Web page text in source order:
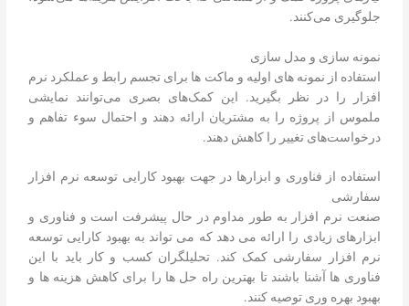
جلوگیری می‌کنند.
نمونه سازی و مدل سازی
استفاده از نمونه های اولیه و ماکت ها برای تجسم رابط و عملکرد نرم
افزار را در نظر بگیرید. این کمک‌های بصری می‌توانند نمایشی
ملموس از پروژه را به مشتریان ارائه دهند و احتمال سوء تفاهم و
درخواست‌های تغییر را کاهش دهند.
استفاده از فناوری و ابزارها در جهت بهبود کارایی توسعه نرم افزار
سفارشی
صنعت نرم افزار به طور مداوم در حال پیشرفت است و فناوری و
ابزارهای زیادی را ارائه می دهد که می تواند به بهبود کارایی توسعه
نرم افزار سفارشی کمک کند. تحلیلگران کسب و کار باید با این
فناوری ها آشنا باشند تا بهترین راه حل ها را برای کاهش هزینه ها و
بهبود بهره وری توصیه کنند.